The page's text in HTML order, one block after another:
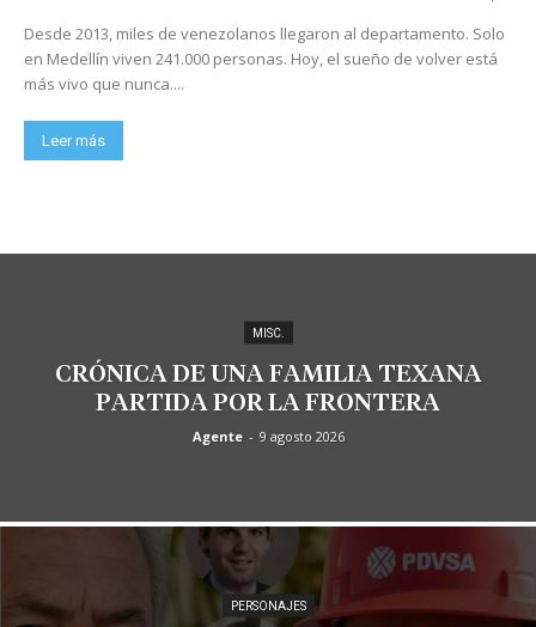
Desde 2013, miles de venezolanos llegaron al departamento. Solo
en Medellín viven 241.000 personas. Hoy, el sueño de volver está
más vivo que nunca....
Leer más
MISC.
CRÓNICA DE UNA FAMILIA TEXANA
PARTIDA POR LA FRONTERA
Agente - 9 agosto 2026
PERSONAJES